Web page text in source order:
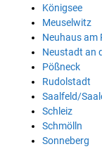
Königsee
Meuselwitz
Neuhaus am
Neustadt an
Pößneck
Rudolstadt
Saalfeld/
Schleiz
Schmölln
Sonneberg